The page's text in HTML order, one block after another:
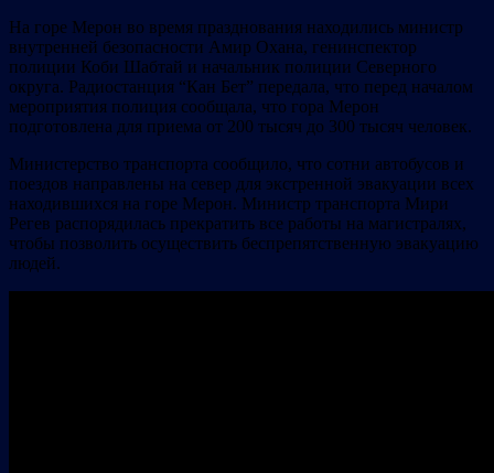
На горе Мерон во время празднования находились министр
внутренней безопасности Амир Охана, генинспектор
полиции Коби Шабтай и начальник полиции Северного
округа. Радиостанция “Кан Бет” передала, что перед началом
мероприятия полиция сообщала, что гора Мерон
подготовлена для приема от 200 тысяч до 300 тысяч человек.
Министерство транспорта сообщило, что сотни автобусов и
поездов направлены на север для экстренной эвакуации всех
находившихся на горе Мерон. Министр транспорта Мири
Регев распорядилась прекратить все работы на магистралях,
чтобы позволить осуществить беспрепятственную эвакуацию
людей.